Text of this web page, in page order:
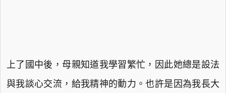
上了國中後，母親知道我學習繁忙，因此她總是設法
與我談心交流，給我精神的動力。也許是因為我長大